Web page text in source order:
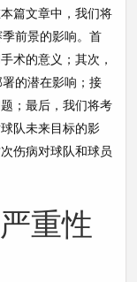
篇文章中，我们将
前景的影响。首
术的意义；其次，
的潜在影响；接
；最后，我们将考
队未来目标的影
伤病对球队和球员
重性